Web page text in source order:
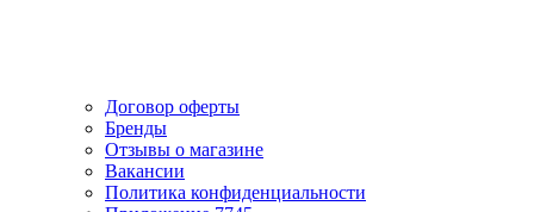
Договор оферты
Бренды
Отзывы о магазине
Вакансии
Политика конфиденциальности